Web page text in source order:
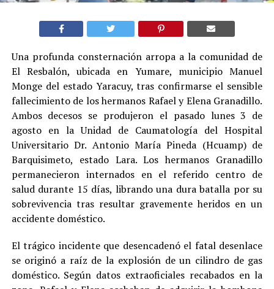
Una profunda consternación arropa a la comunidad de
El Resbalón, ubicada en Yumare, municipio Manuel
Monge del estado Yaracuy, tras confirmarse el sensible
fallecimiento de los hermanos Rafael y Elena Granadillo.
Ambos decesos se produjeron el pasado lunes 3 de
agosto en la Unidad de Caumatología del Hospital
Universitario Dr. Antonio María Pineda (Hcuamp) de
Barquisimeto, estado Lara. Los hermanos Granadillo
permanecieron internados en el referido centro de
salud durante 15 días, librando una dura batalla por su
sobrevivencia tras resultar gravemente heridos en un
accidente doméstico.
El trágico incidente que desencadenó el fatal desenlace
se originó a raíz de la explosión de un cilindro de gas
doméstico. Según datos extraoficiales recabados en la